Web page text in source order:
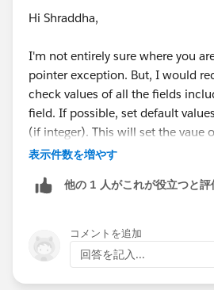
Hi Shraddha,
I'm not entirely sure where you
pointer exception. But, I would
check values of all the fields
field. If possible, set default
(if integer). This will set the vaue
as 0 (and not NULL) and consider
explicitely).
Hope this helps!
Thanks!
表示件数を増やす
他の 1 人がこれが役立つと評
コメントを追加
回答を記入...